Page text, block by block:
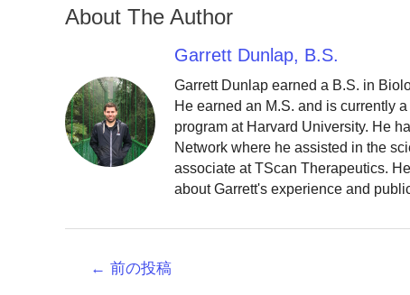
About The Author
Garrett Dunlap, B.S.
Garrett Dunlap earned a B.S. in
He earned an M.S. and is currently
program at Harvard University. He
Network where he assisted in the
associate at TScan Therapeutics.
about Garrett's experience and
← 前の投稿